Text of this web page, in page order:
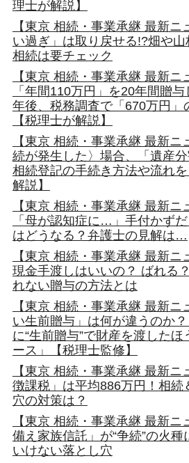
理士が解説】
【東京 相続・事業承継 最新
い過ぎ」は取り戻せる!?畑や
相続は要チェック
【東京 相続・事業承継 最新
「年間110万円」を20年間贈
年後、税務調査で「670万円」
【税理士が解説】
【東京 相続・事業承継 最新
続が発生した〉場合、「遺産
相続登記の手続き方法や流れ
解説】
【東京 相続・事業承継 最新ニ
「母が認知症に…」手付かず
はどうなる？弁護士の見解は…
【東京 相続・事業承継 最新ニ
現金手渡しはいいの？ ばれる
れない贈与の方法とは
【東京 相続・事業承継 最新
い生前贈与」は何が違うのか
に“生前贈与”で財産を渡した
ース」【税理士監修】
【東京 相続・事業承継 最新ニ
徴課税」は平均886万円！相続
穴の対策は？
【東京 相続・事業承継 最新ニ
備え家族信託」が“争続”の火
いけない落とし穴